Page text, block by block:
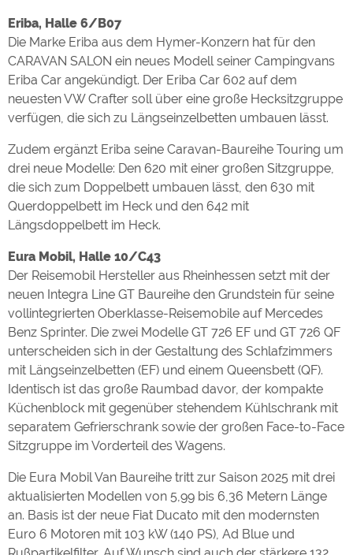
Eriba, Halle 6/B07
Die Marke Eriba aus dem Hymer-Konzern hat für den
CARAVAN SALON ein neues Modell seiner Campingvans
Eriba Car angekündigt. Der Eriba Car 602 auf dem
neuesten VW Crafter soll über eine große Hecksitzgruppe
verfügen, die sich zu Längseinzelbetten umbauen lässt.
Zudem ergänzt Eriba seine Caravan-Baureihe Touring um
drei neue Modelle: Den 620 mit einer großen Sitzgruppe,
die sich zum Doppelbett umbauen lässt, den 630 mit
Querdoppelbett im Heck und den 642 mit
Längsdoppelbett im Heck.
Eura Mobil, Halle 10/C43
Der Reisemobil Hersteller aus Rheinhessen setzt mit der
neuen Integra Line GT Baureihe den Grundstein für seine
vollintegrierten Oberklasse-Reisemobile auf Mercedes
Benz Sprinter. Die zwei Modelle GT 726 EF und GT 726 QF
unterscheiden sich in der Gestaltung des Schlafzimmers
mit Längseinzelbetten (EF) und einem Queensbett (QF).
Identisch ist das große Raumbad davor, der kompakte
Küchenblock mit gegenüber stehendem Kühlschrank mit
separatem Gefrierschrank sowie der großen Face-to-Face
Sitzgruppe im Vorderteil des Wagens.
Die Eura Mobil Van Baureihe tritt zur Saison 2025 mit drei
aktualisierten Modellen von 5,99 bis 6,36 Metern Länge
an. Basis ist der neue Fiat Ducato mit den modernsten
Euro 6 Motoren mit 103 kW (140 PS), Ad Blue und